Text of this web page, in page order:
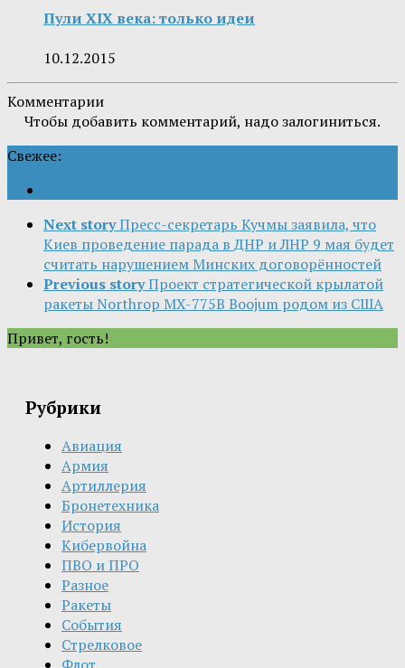
Пули ХIХ века: только идеи
10.12.2015
Комментарии
Чтобы добавить комментарий, надо залогиниться.
Свежее:
Next storyПресс-секретарь Кучмы заявила, что
Киев проведение парада в ДНР и ЛНР 9 мая будет
считать нарушением Минских договорённостей
Previous storyПроект стратегической крылатой
ракеты Northrop MX-775B Boojum родом из США
Привет, гость!
Рубрики
Авиация
Армия
Артиллерия
Бронетехника
История
Кибервойна
ПВО и ПРО
Разное
Ракеты
События
Стрелковое